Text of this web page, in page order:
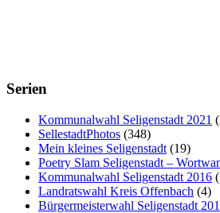
Serien
Kommunalwahl Seligenstadt 2021
SellestadtPhotos (348)
Mein kleines Seligenstadt (19)
Poetry Slam Seligenstadt –
Kommunalwahl Seligenstadt 2016
Landratswahl Kreis Offenbach (4)
Bürgermeisterwahl Seligenstadt